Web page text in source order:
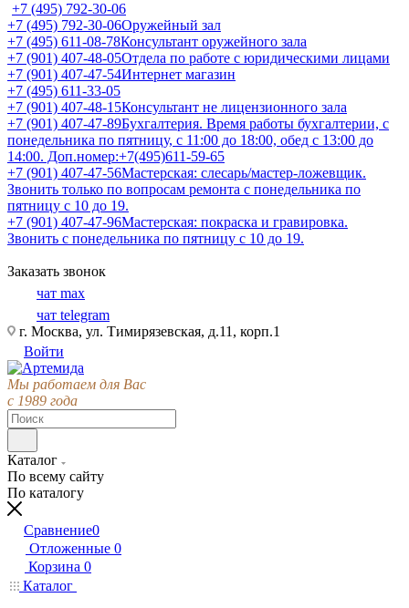
+7 (495) 792-30-06
+7 (495) 792-30-06Оружейный зал
+7 (495) 611-08-78Консультант оружейного зала
+7 (901) 407-48-05Отдела по работе с юридическими лицами
+7 (901) 407-47-54Интернет магазин
+7 (495) 611-33-05
+7 (901) 407-48-15Консультант не лицензионного зала
+7 (901) 407-47-89Бухгалтерия. Время работы бухгалтерии, с
понедельника по пятницу, с 11:00 до 18:00, обед с 13:00 до
14:00. Доп.номер:+7(495)611-59-65
+7 (901) 407-47-56Мастерская: слесарь/мастер-ложевщик.
Звонить только по вопросам ремонта с понедельника по
пятницу с 10 до 19.
+7 (901) 407-47-96Мастерская: покраска и гравировка.
Звонить с понедельника по пятницу с 10 до 19.
Заказать звонок
чат max
чат telegram
г. Москва, ул. Тимирязевская, д.11, корп.1
Войти
Мы работаем для Вас
с 1989 года
Каталог
По всему сайту
По каталогу
Сравнение0
Отложенные 0
Корзина 0
Каталог